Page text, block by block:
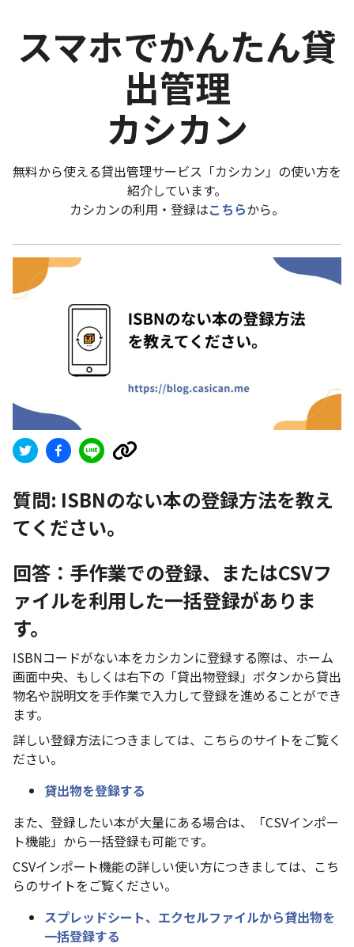
スマホでかんたん貸
出管理
カシカン
無料から使える貸出管理サービス「カシカン」の使い方を
紹介しています。
カシカンの利用・登録はこちらから。
質問: ISBNのない本の登録方法を教え
てください。
回答：手作業での登録、またはCSVフ
ァイルを利用した一括登録がありま
す。
ISBNコードがない本をカシカンに登録する際は、ホーム
画面中央、もしくは右下の「貸出物登録」ボタンから貸出
物名や説明文を手作業で入力して登録を進めることができ
ます。
詳しい登録方法につきましては、こちらのサイトをご覧く
ださい。
貸出物を登録する
また、登録したい本が大量にある場合は、「CSVインポー
ト機能」から一括登録も可能です。
CSVインポート機能の詳しい使い方につきましては、こち
らのサイトをご覧ください。
スプレッドシート、エクセルファイルから貸出物を
一括登録する